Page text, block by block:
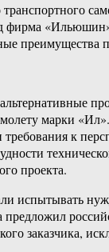
преимущества
марки
к
проекта.
испытывать
заказчика,